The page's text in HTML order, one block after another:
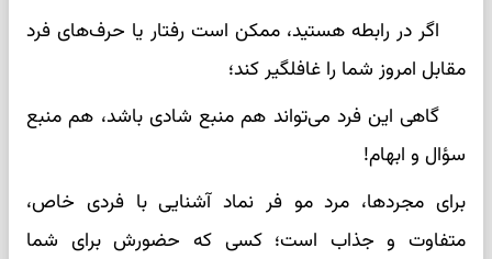
اگر در رابطه هستید، ممکن است رفتار یا حرف‌های فرد
مقابل امروز شما را غافلگیر کند؛
گاهی این فرد می‌تواند هم منبع شادی باشد، هم منبع
سؤال و ابهام!
برای مجردها، مرد مو فر نماد آشنایی با فردی خاص،
متفاوت و جذاب است؛ کسی که حضورش برای شما